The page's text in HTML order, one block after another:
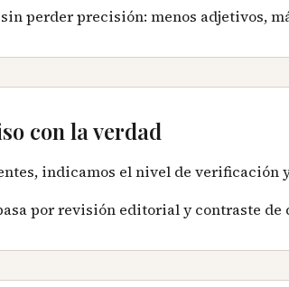
perder precisión: menos adjetivos,
con la verdad
indicamos el nivel de verificación
por revisión editorial y contraste